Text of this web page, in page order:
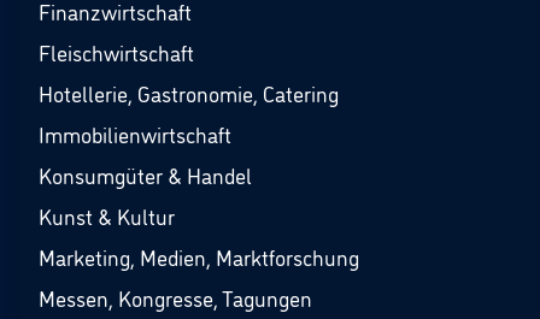
Finanzwirtschaft
Fleischwirtschaft
Hotellerie, Gastronomie, Catering
Immobilienwirtschaft
Konsumgüter & Handel
Kunst & Kultur
Marketing, Medien, Marktforschung
Messen, Kongresse, Tagungen